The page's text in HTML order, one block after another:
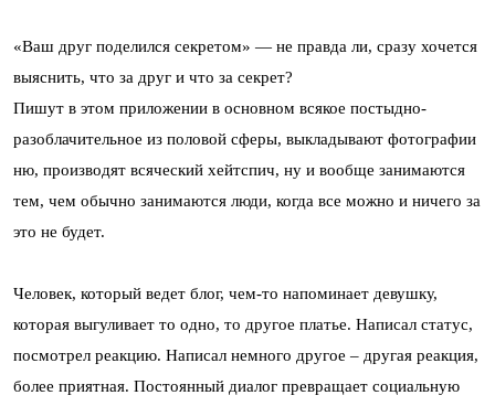
«Ваш друг поделился секретом» — не правда ли, сразу хочется
выяснить, что за друг и что за секрет?
Пишут в этом приложении в основном всякое постыдно-
разоблачительное из половой сферы, выкладывают фотографии
ню, производят всяческий хейтспич, ну и вообще занимаются
тем, чем обычно занимаются люди, когда все можно и ничего за
это не будет.
Человек, который ведет блог, чем-то напоминает девушку,
которая выгуливает то одно, то другое платье. Написал статус,
посмотрел реакцию. Написал немного другое – другая реакция,
более приятная. Постоянный диалог превращает социальную